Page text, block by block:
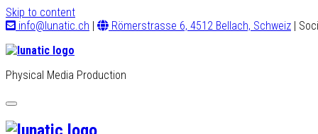
Skip to content
info@lunatic.ch | Römerstrasse 6, 4512 Bellach, Schweiz |
Physical Media Production
Toggle
navigation